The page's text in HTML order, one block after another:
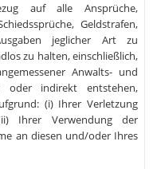
auf alle Ansprüche,
Geldstrafen,
jeglicher Art zu
zu halten, einschließlich,
Anwalts- und
oder indirekt entstehen,
(i) Ihrer Verletzung
Ihrer Verwendung der
an diesen und/oder Ihres